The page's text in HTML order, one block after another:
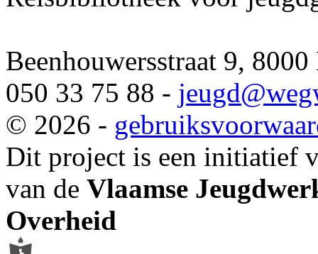
Beenhouwersstraat 9,
050 33 75 88 - jeugd
© 2026 -
Dit project is een initiatief
van de Vlaamse
Overheid